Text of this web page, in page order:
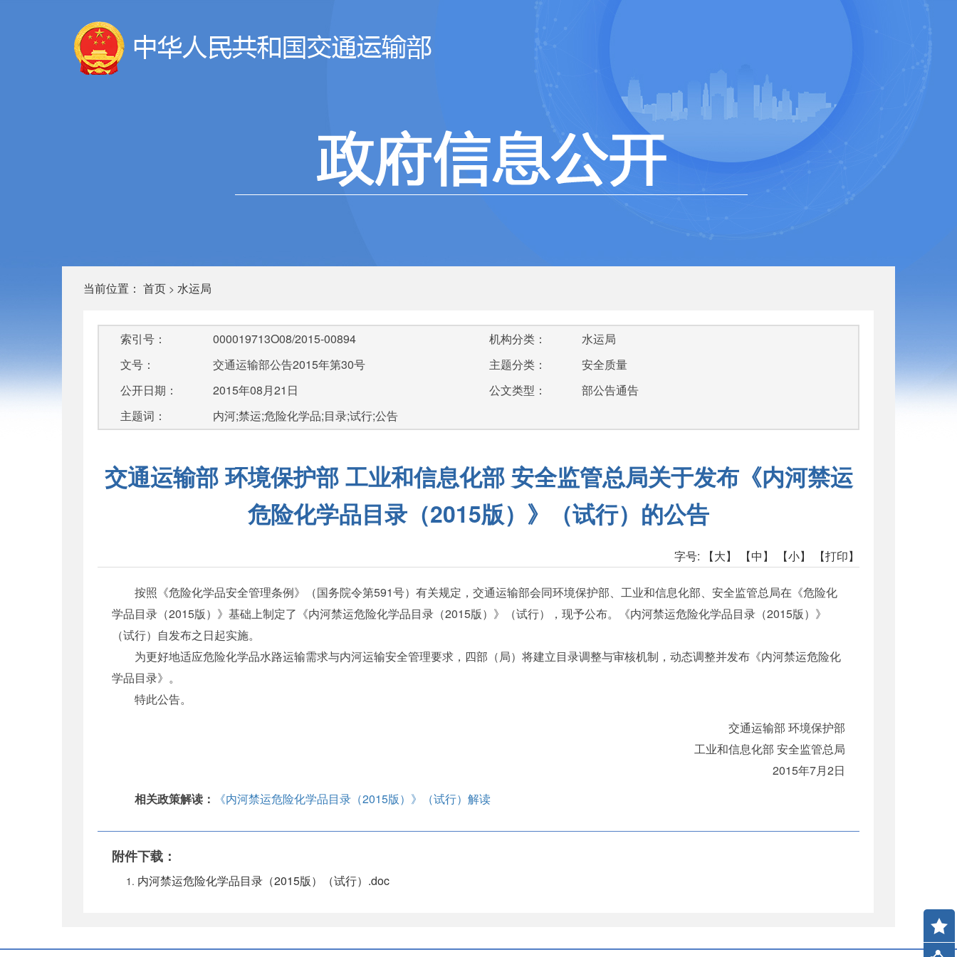
当前位置： 首页 > 水运局
索引号：
000019713O08/2015-00894
文号：
交通运输部公告2015年第30号
公开日期：
2015年08月21日
主题词：
内河;禁运;危险化学品;目录;试行;公告
机构分类：
水运局
主题分类：
安全质量
公文类型：
部公告通告
交通运输部 环境保护部 工业和信息化部 安全监管总局关于发布《内河禁运
危险化学品目录（2015版）》（试行）的公告
字号: 【大】 【中】 【小】 【打印】
按照《危险化学品安全管理条例》（国务院令第591号）有关规定，交通运输部会同环境保护部、工业和信息化部、安全监管总局在《危险化
学品目录（2015版）》基础上制定了《内河禁运危险化学品目录（2015版）》（试行），现予公布。《内河禁运危险化学品目录（2015版）》
（试行）自发布之日起实施。
为更好地适应危险化学品水路运输需求与内河运输安全管理要求，四部（局）将建立目录调整与审核机制，动态调整并发布《内河禁运危险化
学品目录》。
特此公告。
交通运输部 环境保护部
工业和信息化部 安全监管总局
2015年7月2日
相关政策解读：
《内河禁运危险化学品目录（2015版）》（试行）解读
附件下载：
内河禁运危险化学品目录（2015版）（试行）.doc